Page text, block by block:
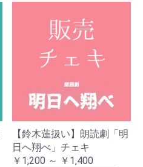
【鈴木蓮扱い】朗読劇「明
日へ翔べ」チェキ
￥1,200 ～ ￥1,400